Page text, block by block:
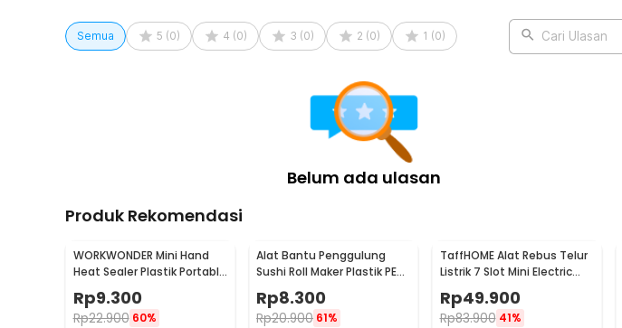
1 x TaffHOME Tempat Sampah Pedal Kaki Trash Bin with Hand Press 20L - M20
Semua 5 (0) 4 (0) 3 (0) 2 (0) 1 (0) Cari Ulasan
Belum ada ulasan
Produk Rekomendasi
WORKWONDER Mini Hand
Heat Sealer Plastik Portable
Baterai AA - LX2000A
Rp9.300
Rp22.900 60%
Alat Bantu Penggulung
Sushi Roll Maker Plastik PE
22x20.5x0.1cm - E1119
Rp8.300
Rp20.900 61%
TaffHOME Alat Rebus Telur
Listrik 7 Slot Mini Electric
Rp49.900
Rp83.900 41%